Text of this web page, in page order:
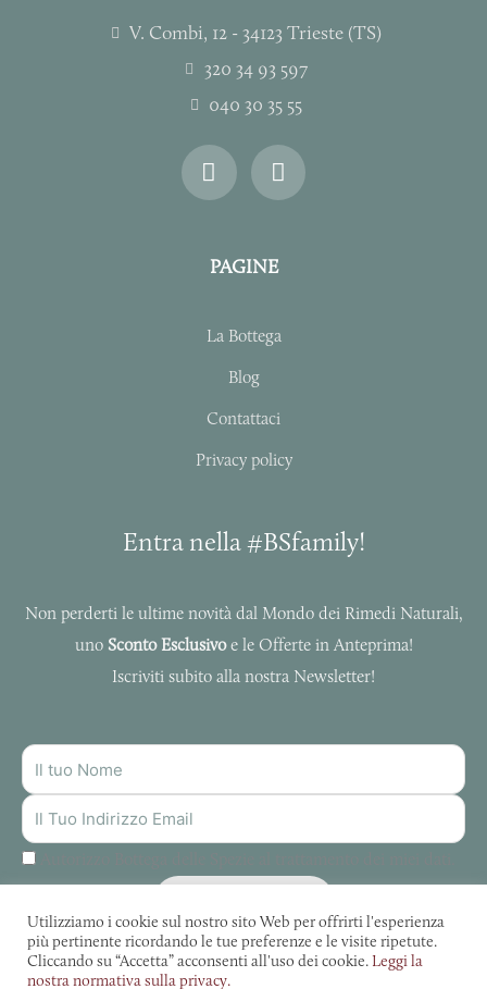
V. Combi, 12 - 34123 Trieste (TS)
320 34 93 597
040 30 35 55
I
n
s
a
g
a
F
a
c
b
o
k
PAGINE
La Bottega
Blog
Contattaci
Privacy policy
Entra nella #BSfamily!
Non perderti le ultime novità dal Mondo dei Rimedi Naturali,
uno Sconto Esclusivoe le Offerte in Anteprima!
Iscriviti subito alla nostra Newsletter!
NOME
INDIRIZZO
MAIL
Utilizziamo i cookie sul nostro sito Web per offrirti l'esperienza
più pertinente ricordando le tue preferenze e le visite ripetute.
Cliccando su “Accetta” acconsenti all'uso dei cookie.Leggi la
nostra normativa sulla privacy.